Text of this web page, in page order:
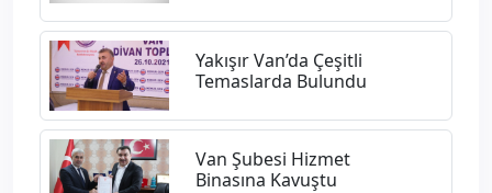
Yakışır Van’da Çeşitli
Temaslarda Bulundu
Van Şubesi Hizmet
Binasına Kavuştu